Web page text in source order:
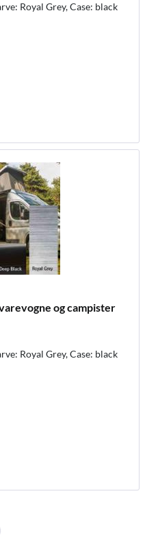
Royal Grey, Case: black
og campister
Royal Grey, Case: black